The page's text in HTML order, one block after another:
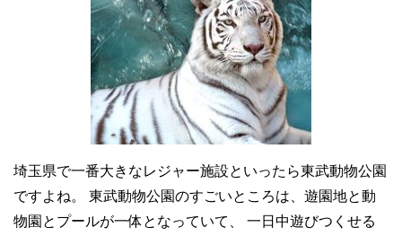
埼玉県で一番大きなレジャー施設といったら東武動物公園
ですよね。 東武動物公園のすごいところは、遊園地と動
物園とプールが一体となっていて、 一日中遊びつくせる